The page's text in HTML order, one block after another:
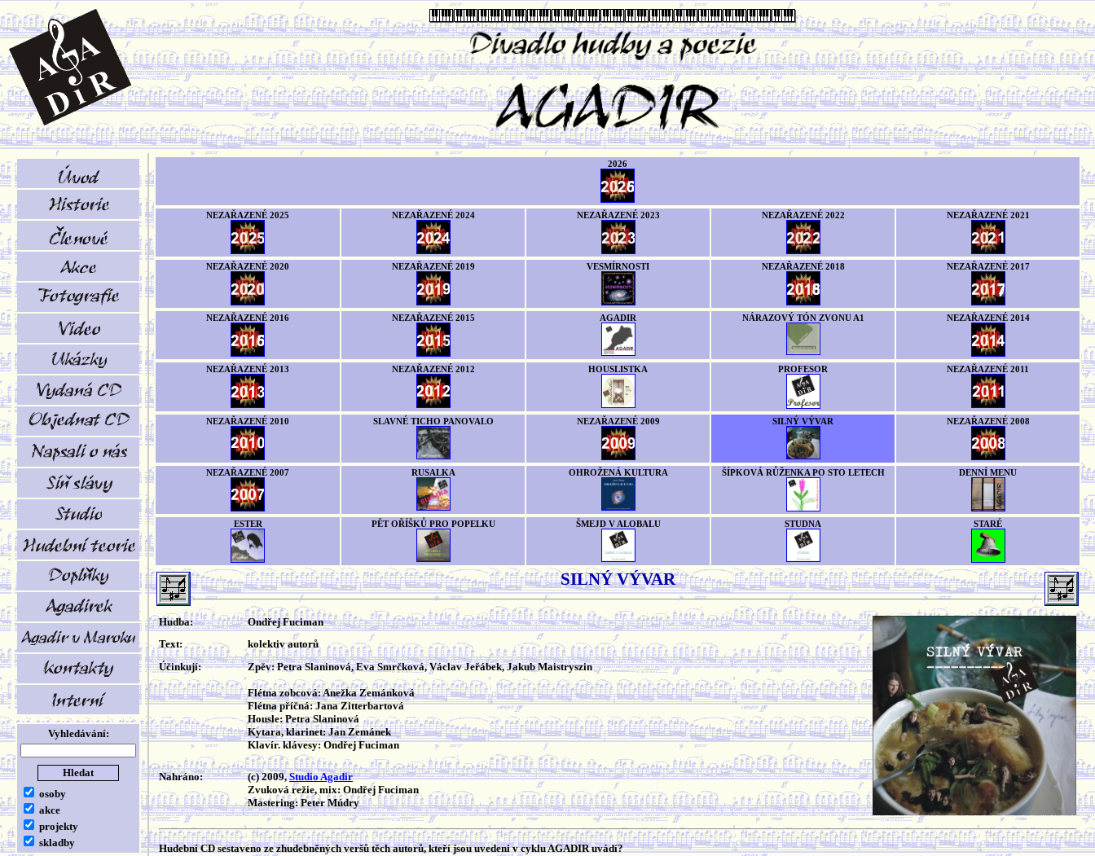
Vyhledávání:
osoby
akce
projekty
skladby
2026
NEZAŘAZENÉ 2025 NEZAŘAZENÉ 2024 NEZAŘAZENÉ 2023 NEZAŘAZENÉ 2022 NEZAŘAZENÉ 2021
NEZAŘAZENÉ 2020 NEZAŘAZENÉ 2019 VESMÍRNOSTI NEZAŘAZENÉ 2018 NEZAŘAZENÉ 2017
NEZAŘAZENÉ 2016 NEZAŘAZENÉ 2015 AGADIR NÁRAZOVÝ TÓN ZVONU A1 NEZAŘAZENÉ 2014
NEZAŘAZENÉ 2013 NEZAŘAZENÉ 2012 HOUSLISTKA PROFESOR NEZAŘAZENÉ 2011
NEZAŘAZENÉ 2010 SLAVNÉ TICHO PANOVALO NEZAŘAZENÉ 2009 SILNÝ VÝVAR NEZAŘAZENÉ 2008
NEZAŘAZENÉ 2007 RUSALKA OHROŽENÁ KULTURA ŠÍPKOVÁ RŮŽENKA PO STO LETECH DENNÍ MENU
ESTER PĚT OŘÍŠKŮ PRO POPELKU ŠMEJD V ALOBALU STUDNA STARÉ
SILNÝ VÝVAR
Hudba:
Ondřej Fuciman
Text:
kolektiv autorů
Účinkují:
Zpěv: Petra Slaninová, Eva Smrčková, Václav Jeřábek, Jakub Maistryszin
Flétna zobcová: Anežka Zemánková
Flétna příčná: Jana Zitterbartová
Housle: Petra Slaninová
Kytara, klarinet: Jan Zemánek
Klavír. klávesy: Ondřej Fuciman
Nahráno: (c) 2009,Studio Agadir
Zvuková režie, mix: Ondřej Fuciman
Mastering: Peter Múdry
Hudební CD sestaveno ze zhudebněných veršů těch autorů, kteří jsou uvedeni v cyklu AGADIR uvádí?